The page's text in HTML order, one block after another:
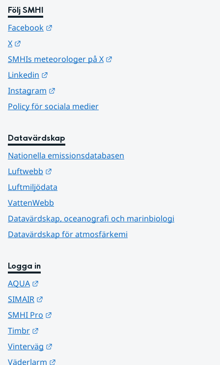
Följ SMHI
Facebook
X
SMHIs meteorologer på X
Linkedin
Instagram
Policy för sociala medier
Datavärdskap
Nationella emissionsdatabasen
Luftwebb
Luftmiljödata
VattenWebb
Datavärdskap, oceanografi och marinbiologi
Datavärdskap för atmosfärkemi
Logga in
AQUA
SIMAIR
SMHI Pro
Timbr
Vinterväg
Väderlarm